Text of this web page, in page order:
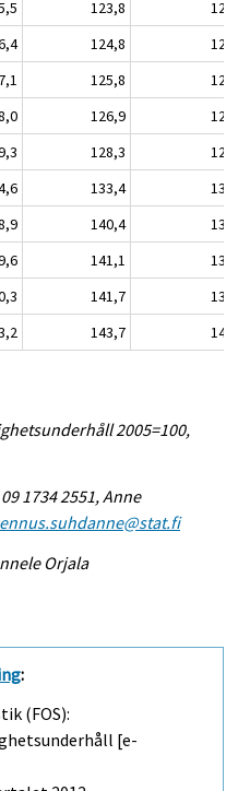
123,8
123,9
124,8
124,6
125,8
125,5
126,9
126,4
128,3
127,7
133,4
132,3
140,4
138,8
141,1
139,4
141,7
139,9
143,7 142,0
2005=100,
1734 2551, Anne
Orjala
:
(FOS):
[e-